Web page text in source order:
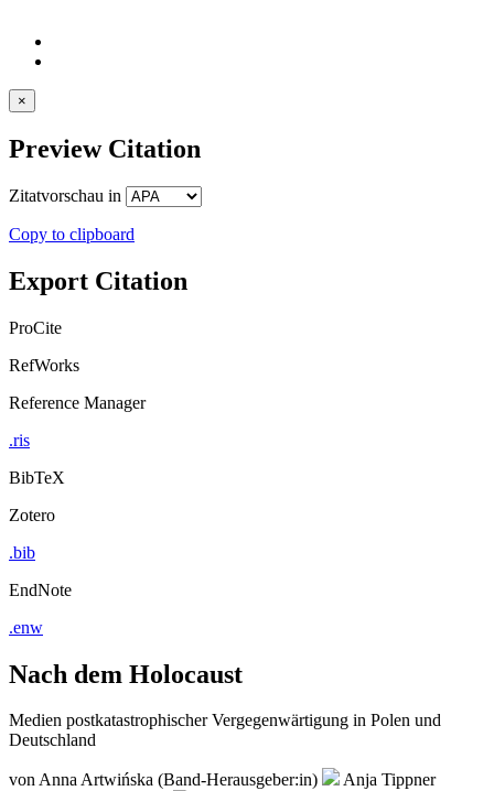
×
Preview Citation
Zitatvorschau in
Copy to clipboard
Export Citation
ProCite
RefWorks
Reference Manager
.ris
BibTeX
Zotero
.bib
EndNote
.enw
Nach dem Holocaust
Medien postkatastrophischer Vergegenwärtigung in Polen und
Deutschland
vonAnna Artwińska (Band-Herausgeber:in)
Anja Tippner